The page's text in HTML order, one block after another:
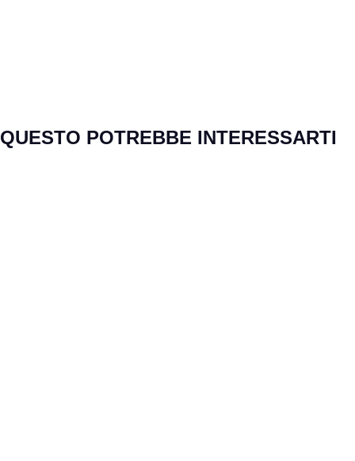
Salta la galleria dei prodotti
QUESTO POTREBBE INTERESSARTI